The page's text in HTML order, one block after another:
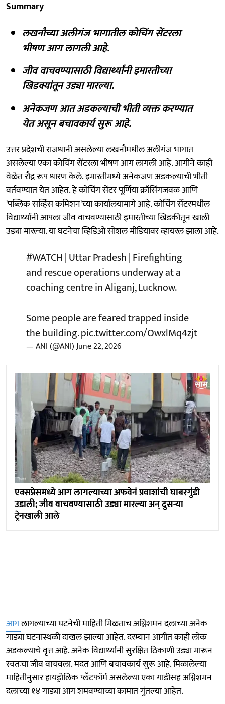
Summary
लखनौच्या अलीगंज भागातील कोचिंग सेंटरला
भीषण आग लागली आहे.
जीव वाचवण्यासाठी विद्यार्थ्यांनी इमारतीच्या
खिडक्यांतून उड्या मारल्या.
अनेकजण आत अडकल्याची भीती व्यक्त करण्यात
येत असून बचावकार्य सुरू आहे.
उत्तर प्रदेशची राजधानी असलेल्या लखनौमधील अलीगंज भागात
असलेल्या एका कोचिंग सेंटरला भीषण आग लागली आहे. आगीने काही
वेळेत रौद्र रूप धारण केले. इमारतीमध्ये अनेकजण अडकल्याची भीती
वर्तवण्यात येत आहेत. हे कोचिंग सेंटर पूर्णिया क्रॉसिंगजवळ आणि
'पब्लिक सर्व्हिस कमिशन'च्या कार्यालयामागे आहे. कोचिंग सेंटरमधील
विद्यार्थ्यांनी आपला जीव वाचवण्यासाठी इमारतीच्या खिडकीतून खाली
उड्या मारल्या. या घटनेचा व्हिडिओ सोशल मीडियावर व्हायरल झाला आहे.
#WATCH| Uttar Pradesh | Firefighting
and rescue operations underway at a
coaching centre in Aliganj, Lucknow.
Some people are feared trapped inside
the building.pic.twitter.com/OwxlMq4zjt
— ANI (@ANI)June 22, 2026
एक्सप्रेसमध्ये आग लागल्याच्या अफवेनं प्रवाशांची घाबरगुंडी
उडाली; जीव वाचवण्यासाठी उड्या मारल्या अन् दुसऱ्या
ट्रेनखाली आले
आगलागल्याच्या घटनेची माहिती मिळताच अग्निशमन दलाच्या अनेक
गाड्या घटनास्थळी दाखल झाल्या आहेत. दरम्यान आगीत काही लोक
अडकल्याचे वृत्त आहे. अनेक विद्यार्थ्यांनी सुरक्षित ठिकाणी उड्या मारून
स्वतःचा जीव वाचवला. मदत आणि बचावकार्य सुरू आहे. मिळालेल्या
माहितीनुसार हायड्रोलिक प्लॅटफॉर्म असलेल्या एका गाडीसह अग्निशमन
दलाच्या १४ गाड्या आग शमवण्याच्या कामात गुंतल्या आहेत.